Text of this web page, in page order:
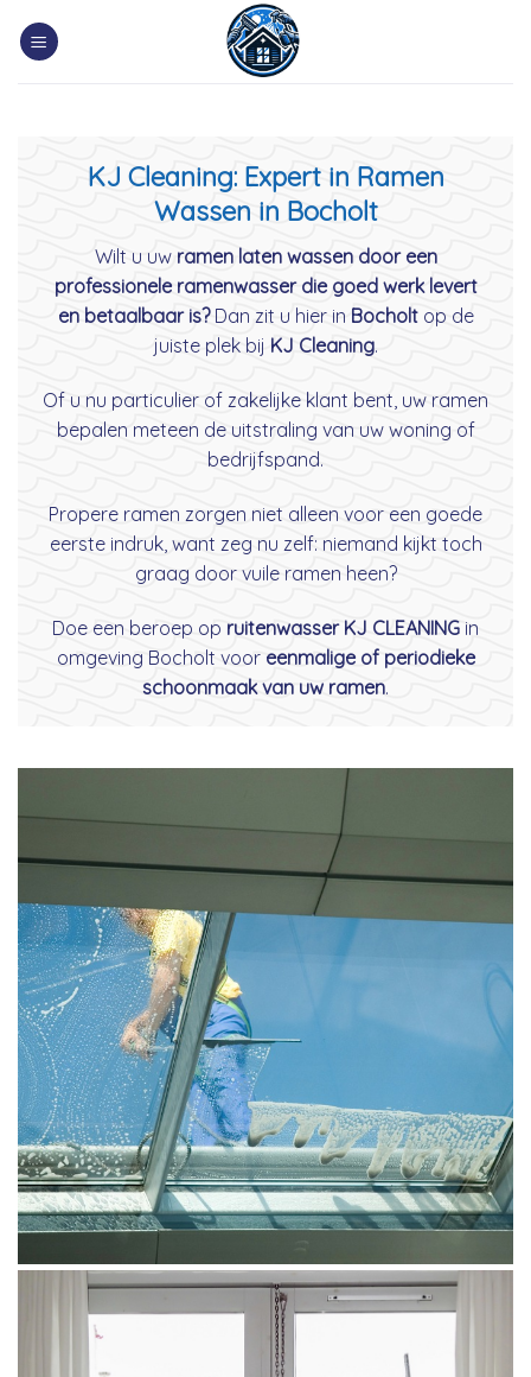
KJ Cleaning: Expert in Ramen
Wassen in Bocholt
Wilt u uw ramen laten wassen door een
professionele ramenwasser die goed werk levert
en betaalbaar is?Dan zit u hier in Bocholtop de
juiste plek bij KJ Cleaning.
Of u nu particulier of zakelijke klant bent, uw ramen
bepalen meteen de uitstraling van uw woning of
bedrijfspand.
Propere ramen zorgen niet alleen voor een goede
eerste indruk, want zeg nu zelf: niemand kijkt toch
graag door vuile ramen heen?
Doe een beroep op ruitenwasser KJ CLEANING in
omgeving Bocholt voor eenmalige of periodieke
schoonmaak van uw ramen.